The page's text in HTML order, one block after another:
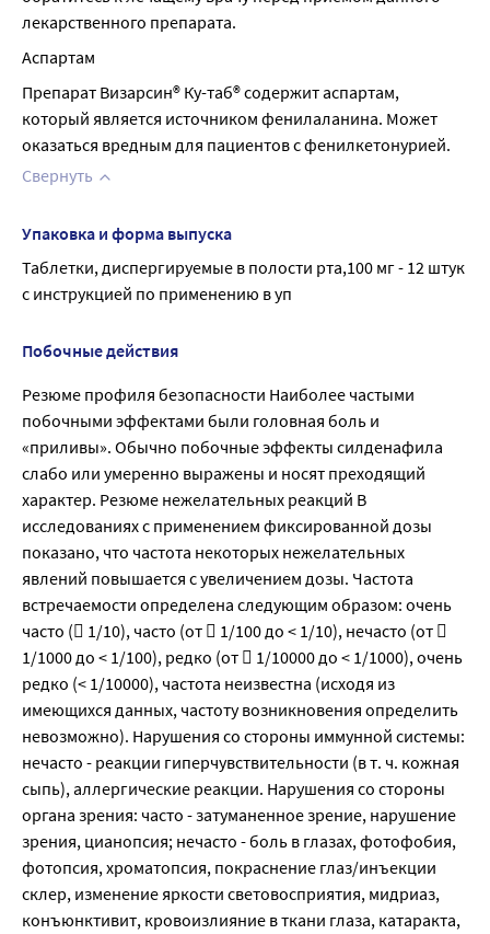
лекарственного препарата.
Аспартам
Препарат Визарсин® Ку-таб® содержит аспартам,
который является источником фенилаланина. Может
оказаться вредным для пациентов с фенилкетонурией.
Свернуть
Упаковка и форма выпуска
Таблетки, диспергируемые в полости рта,100 мг - 12 штук
с инструкцией по применению в уп
Побочные действия
Резюме профиля безопасности Наиболее частыми
побочными эффектами были головная боль и
«приливы». Обычно побочные эффекты силденафила
слабо или умеренно выражены и носят преходящий
характер. Резюме нежелательных реакций В
исследованиях с применением фиксированной дозы
показано, что частота некоторых нежелательных
явлений повышается с увеличением дозы. Частота
встречаемости определена следующим образом: очень
часто ( 1/10), часто (от  1/100 до < 1/10), нечасто (от 
1/1000 до < 1/100), редко (от  1/10000 до < 1/1000), очень
редко (< 1/10000), частота неизвестна (исходя из
имеющихся данных, частоту возникновения определить
невозможно). Нарушения со стороны иммунной системы:
нечасто - реакции гиперчувствительности (в т. ч. кожная
сыпь), аллергические реакции. Нарушения со стороны
органа зрения: часто - затуманенное зрение, нарушение
зрения, цианопсия; нечасто - боль в глазах, фотофобия,
фотопсия, хроматопсия, покраснение глаз/инъекции
склер, изменение яркости световосприятия, мидриаз,
конъюнктивит, кровоизлияние в ткани глаза, катаракта,